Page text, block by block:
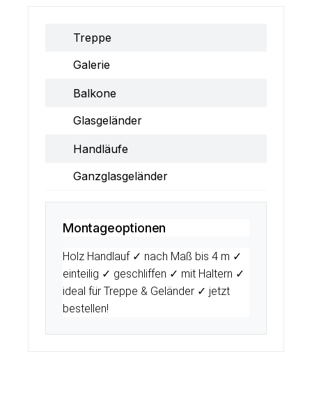
Treppe
Galerie
Balkone
Glasgeländer
Handläufe
Ganzglasgeländer
Montageoptionen
Holz Handlauf ✓ nach Maß bis 4 m ✓
einteilig ✓ geschliffen ✓ mit Haltern ✓
ideal für Treppe & Geländer ✓ jetzt
bestellen!